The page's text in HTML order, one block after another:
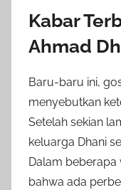
Kabar
Ahmad
Baru-baru ini,
menyebutkan
Setelah sekian
keluarga Dhani
Dalam beberapa
bahwa ada